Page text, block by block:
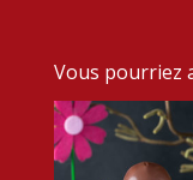
n
a
t
i
Vous pourriez